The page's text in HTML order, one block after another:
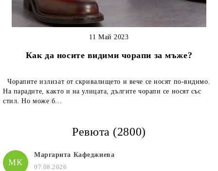
Как да носите видими чорапи за мъже?
11 Май 2023
Чорапите излизат от скривалището и вече се носят по-видимо.
На парадите, както и на улицата, дългите чорапи се носят със
стил. Но може б...
Ревюта (2800)
МК
Маргарита Кафеджиева
07.08.2026